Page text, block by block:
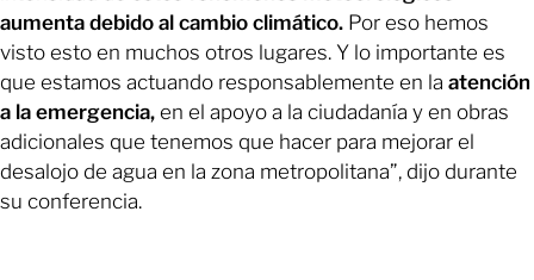
aumenta debido al cambio climático. Por eso hemos
visto esto en muchos otros lugares. Y lo importante es
que estamos actuando responsablemente en la atención
a la emergencia, en el apoyo a la ciudadanía y en obras
adicionales que tenemos que hacer para mejorar el
desalojo de agua en la zona metropolitana”, dijo durante
su conferencia.